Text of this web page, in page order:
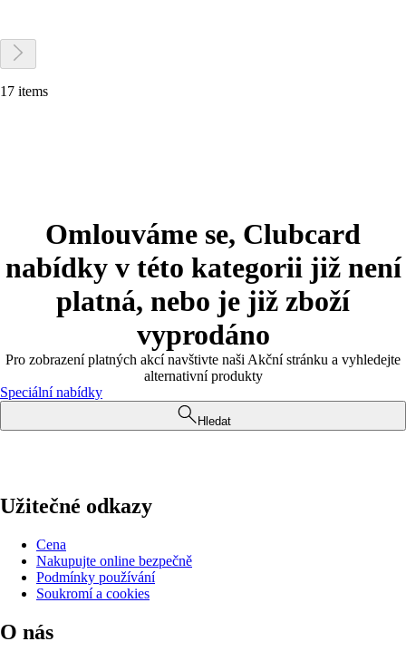
17 items
Omlouváme se, Clubcard
nabídky v této kategorii již není
platná, nebo je již zboží
vyprodáno
Pro zobrazení platných akcí navštivte naši Akční stránku a vyhledejte
alternativní produkty
Speciální nabídky
Hledat
Užitečné odkazy
Cena
Nakupujte online bezpečně
Podmínky používání
Soukromí a cookies
O nás